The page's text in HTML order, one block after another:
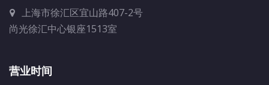
上海市徐汇区宜山路407-2号
尚光徐汇中心银座1513室
营业时间